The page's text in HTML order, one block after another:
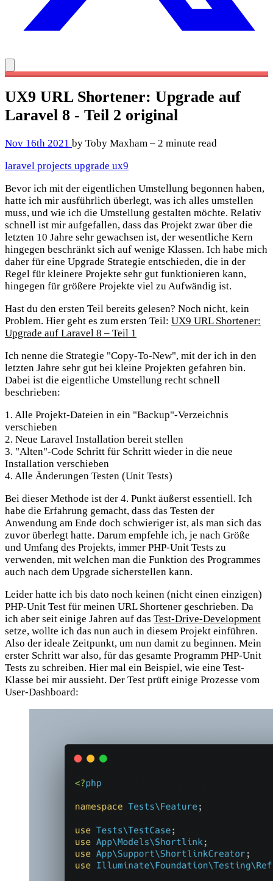
UX9 URL Shortener: Upgrade auf
Laravel 8 - Teil 2 original
Nov 16th 2021 by Toby Maxham – 2 minute read
laravel projects upgrade ux9
Bevor ich mit der eigentlichen Umstellung begonnen haben,
hatte ich mir ausführlich überlegt, was ich alles umstellen
muss, und wie ich die Umstellung gestalten möchte. Relativ
schnell ist mir aufgefallen, dass das Projekt zwar über die
letzten 10 Jahre sehr gewachsen ist, der wesentliche Kern
hingegen beschränkt sich auf wenige Klassen. Ich habe mich
daher für eine Upgrade Strategie entschieden, die in der
Regel für kleinere Projekte sehr gut funktionieren kann,
hingegen für größere Projekte viel zu Aufwändig ist.
Hast du den ersten Teil bereits gelesen? Noch nicht, kein
Problem. Hier geht es zum ersten Teil: UX9 URL Shortener:
Upgrade auf Laravel 8 – Teil 1
Ich nenne die Strategie "Copy-To-New", mit der ich in den
letzten Jahre sehr gut bei kleine Projekten gefahren bin.
Dabei ist die eigentliche Umstellung recht schnell
beschrieben:
1. Alle Projekt-Dateien in ein "Backup"-Verzeichnis
verschieben
2. Neue Laravel Installation bereit stellen
3. "Alten"-Code Schritt für Schritt wieder in die neue
Installation verschieben
4. Alle Änderungen Testen (Unit Tests)
Bei dieser Methode ist der 4. Punkt äußerst essentiell. Ich
habe die Erfahrung gemacht, dass das Testen der
Anwendung am Ende doch schwieriger ist, als man sich das
zuvor überlegt hatte. Darum empfehle ich, je nach Größe
und Umfang des Projekts, immer PHP-Unit Tests zu
verwenden, mit welchen man die Funktion des Programmes
auch nach dem Upgrade sicherstellen kann.
Leider hatte ich bis dato noch keinen (nicht einen einzigen)
PHP-Unit Test für meinen URL Shortener geschrieben. Da
ich aber seit einige Jahren auf das Test-Drive-Development
setze, wollte ich das nun auch in diesem Projekt einführen.
Also der ideale Zeitpunkt, um nun damit zu beginnen. Mein
erster Schritt war also, für das gesamte Programm PHP-Unit
Tests zu schreiben. Hier mal ein Beispiel, wie eine Test-
Klasse bei mir aussieht. Der Test prüft einige Prozesse vom
User-Dashboard: